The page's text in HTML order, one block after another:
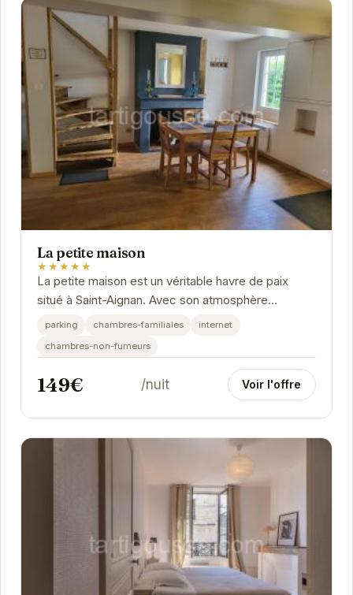
La petite maison
★★★★★
La petite maison est un véritable havre de paix
situé à Saint-Aignan. Avec son atmosphère
chaleureuse et ses équipements modernes, elle
parking chambres-familiales
internet
chambres-non-fumeurs
149€ /nuit Voir l'offre